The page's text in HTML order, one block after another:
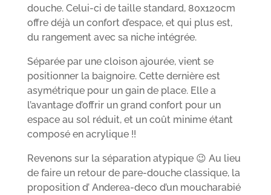
douche. Celui-ci de taille standard, 80x120cm
offre déjà un confort d’espace, et qui plus est,
du rangement avec sa niche intégrée.
Séparée par une cloison ajourée, vient se
positionner la baignoire. Cette dernière est
asymétrique pour un gain de place. Elle a
l’avantage d’offrir un grand confort pour un
espace au sol réduit, et un coût minime étant
composé en acrylique !!
Revenons sur la séparation atypique 😉 Au lieu
de faire un retour de pare-douche classique, la
proposition d’ Anderea-deco d’un moucharabié